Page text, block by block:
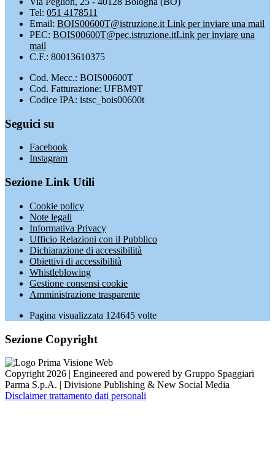
Tel: 051 4178511
Email: BOIS00600T@istruzione.it Link per inviare una mail
PEC: BOIS00600T@pec.istruzione.itLink per inviare una
mail
C.F.: 80013610375
Cod. Mecc.: BOIS00600T
Cod. Fatturazione: UFBM9T
Codice IPA: istsc_bois00600t
Seguici su
Facebook
Instagram
Sezione Link Utili
Cookie policy
Note legali
Informativa Privacy
Ufficio Relazioni con il Pubblico
Dichiarazione di accessibilità
Obiettivi di accessibilità
Whistleblowing
Gestione consensi cookie
Amministrazione trasparente
Pagina visualizzata 124645 volte
Sezione Copyright
Copyright 2026 | Engineered and powered by Gruppo Spaggiari
Parma S.p.A. | Divisione Publishing & New Social Media
Disclaimer trattamento dati personali